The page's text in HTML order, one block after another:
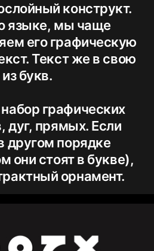
конструкт.
языке, мы чаще
его графическую
Текст же в свою
букв.
графических
дуг, прямых. Если
другом порядке
они стоят в букве),
орнамент.